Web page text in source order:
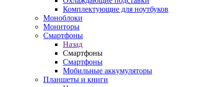
Комплектующие для ноутбуков
Моноблоки
Мониторы
Смартфоны
Назад
Смартфоны
Смартфоны
Мобильные аккумуляторы
Планшеты и книги